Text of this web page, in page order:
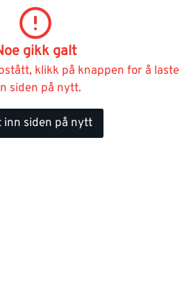
gikk galt
klikk på knappen for å laste
siden på nytt.
inn siden på nytt